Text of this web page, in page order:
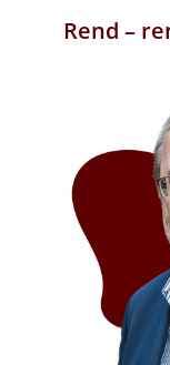
Rend –